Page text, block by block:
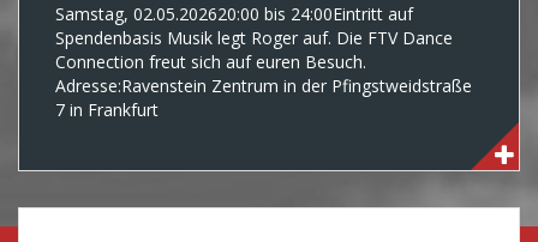
Samstag, 02.05.202620:00 bis 24:00Eintritt auf
Spendenbasis Musik legt Roger auf. Die FTV Dance
Connection freut sich auf euren Besuch.
Adresse:Ravenstein Zentrum in der Pfingstweidstraße
7 in Frankfurt